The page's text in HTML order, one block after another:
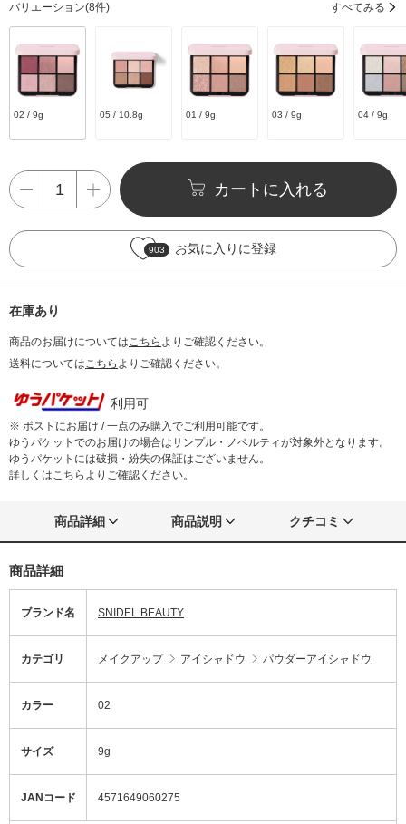
バリエーション(8件) すべてみる
02 / 9g 05 / 10.8g 01 / 9g 03 / 9g 04 / 9g
カートに入れる
903 お気に入りに登録
在庫あり
商品のお届けについてはこちら よりご確認ください。
送料についてはこちら よりご確認ください。
利用可
※ ポストにお届け / 一点のみ購入でご利用可能です。
ゆうパケットでのお届けの場合はサンプル・ノベルティが対象外となります。
ゆうパケットには破損・紛失の保証はございません。
詳しくはこちら よりご確認ください。
商品詳細 商品説明 クチコミ
商品詳細
ブランド名 SNIDEL BEAUTY
カテゴリ メイクアップ アイシャドウ パウダーアイシャドウ
カラー 02
サイズ 9g
JANコード 4571649060275